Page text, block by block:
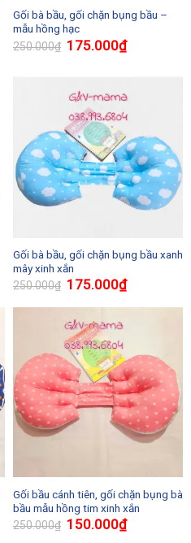
Gối bà bầu, gối chặn bụng bầu –
mẫu hồng hạc
250.000₫ 175.000₫
Gối bà bầu, gối chặn bụng bầu xanh
mây xinh xắn
250.000₫ 175.000₫
Gối bầu cánh tiên, gối chặn bụng bà
bầu mẫu hồng tim xinh xắn
250.000₫ 150.000₫